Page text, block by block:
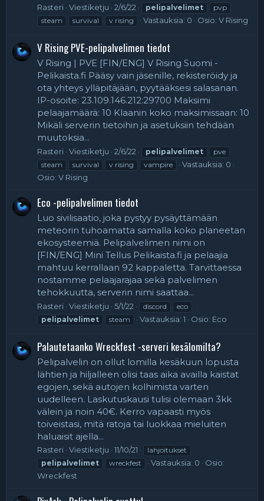
Rasteri Viestiketju 2/6/22 pelipalvelimet
pvp
steam
survival v rising Vastauksia: 0 Osio: V Rising
V Rising PVE-pelipalvelimen tiedot
V Rising | PVE [FIN/ENG] V Rising Suomi -
Pelikaista.fi Pääsy vain jäsenille, rekisteröidy ja
ota yhteys ylläpitäjään, pyytääksesi salasanan.
IP-osoite: 23.109.146.212:29700 Maksimi
pelaajamäärä: 10 Klaanin koko maksimissaan: 10
Mikäli serverin tietoihin ja asetuksiin tehdään
muutoksia...
Rasteri Viestiketju 2/6/22 pelipalvelimet
pve
steam
survival v rising vampire
Vastauksia: 0
Osio: V Rising
Eco -pelipalvelimen tiedot
Luo sivilisaatio, joka pystyy pysäyttämään
meteorin tuhoamatta samalla koko planeetan
ekosysteemiä. Pelipalvelimen nimi on
[FIN/ENG] Mini Tellus Pelikaista.fi ja pelaajia
mahtuu kerrallaan 92 kappaletta. Tarvittaessa
nostamme pelaajarajaa sekä palvelimen
tehokkuutta, serverin nimi saattaa...
Rasteri Viestiketju 5/1/22 discord
eco
pelipalvelimet
steam Vastauksia: 1 Osio: Eco
Palautetaanko Wreckfest -serveri kesälomilta?
Pelipalvelin on ollut lomilla kesäkuun lopusta
lähtien ja hiljalleen olisi taas aika availla kaistat
egojen, sekä autojen kolhimista varten
uudelleen. Laskutuskausi tulisi olemaan 3kk
välein ja noin 40€. Kerro vapaasti myös
toiveistasi, mitä ratoja tai luokkaa mieluiten
haluaisit ajella...
Rasteri Viestiketju 11/10/21
lahjoitukset
pelipalvelimet
wreckfest Vastauksia: 0
Osio:
Wreckfest